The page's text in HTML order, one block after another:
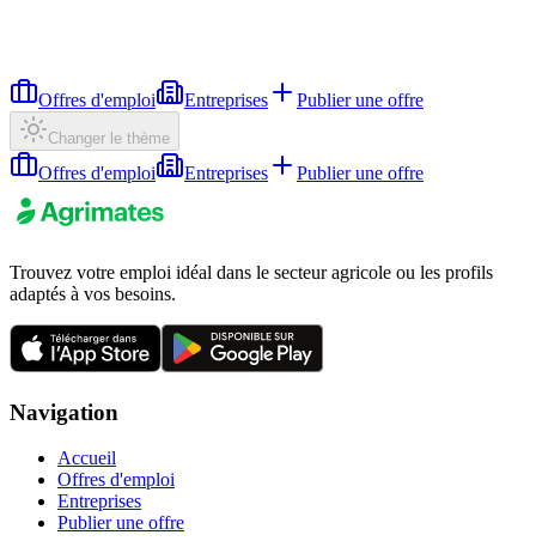
Offres d'emploi Entreprises Publier une offre
Changer le thème
Offres d'emploi Entreprises Publier une offre
Trouvez votre emploi idéal dans le secteur agricole ou les profils
adaptés à vos besoins.
Navigation
Accueil
Offres d'emploi
Entreprises
Publier une offre